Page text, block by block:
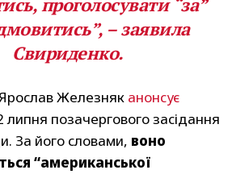
– заявила
Свириденко.
Железняк анонсує
позачергового засідання
За його словами, воно
“американської